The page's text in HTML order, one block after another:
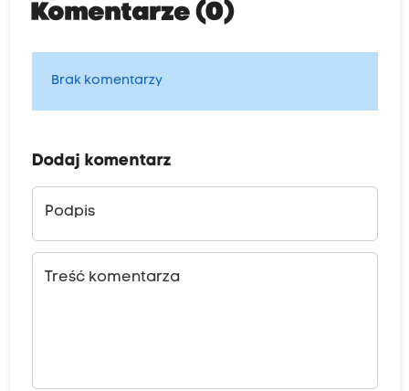
Komentarze (0)
Brak komentarzy
Dodaj komentarz
Podpis
Treść komentarza